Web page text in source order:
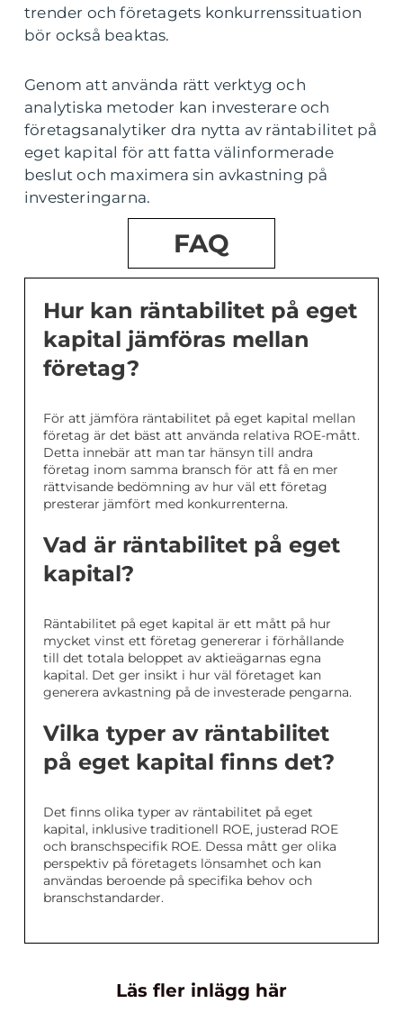
trender och företagets konkurrenssituation
bör också beaktas.
Genom att använda rätt verktyg och
analytiska metoder kan investerare och
företagsanalytiker dra nytta av räntabilitet på
eget kapital för att fatta välinformerade
beslut och maximera sin avkastning på
investeringarna.
FAQ
Hur kan räntabilitet på eget
kapital jämföras mellan
företag?
För att jämföra räntabilitet på eget kapital mellan
företag är det bäst att använda relativa ROE-mått.
Detta innebär att man tar hänsyn till andra
företag inom samma bransch för att få en mer
rättvisande bedömning av hur väl ett företag
presterar jämfört med konkurrenterna.
Vad är räntabilitet på eget
kapital?
Räntabilitet på eget kapital är ett mått på hur
mycket vinst ett företag genererar i förhållande
till det totala beloppet av aktieägarnas egna
kapital. Det ger insikt i hur väl företaget kan
generera avkastning på de investerade pengarna.
Vilka typer av räntabilitet
på eget kapital finns det?
Det finns olika typer av räntabilitet på eget
kapital, inklusive traditionell ROE, justerad ROE
och branschspecifik ROE. Dessa mått ger olika
perspektiv på företagets lönsamhet och kan
användas beroende på specifika behov och
branschstandarder.
Läs fler inlägg här